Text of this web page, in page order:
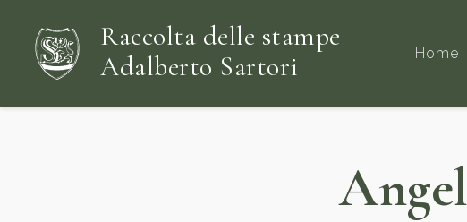
Raccolta delle stampe
Adalberto Sartori
Home